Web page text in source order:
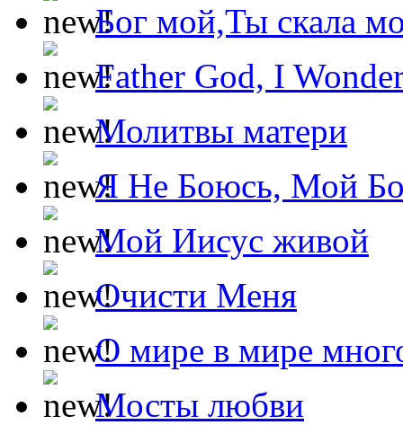
Бог мой,Ты скала
Father God, I
Молитвы матери
Я Не Боюсь, Мой
Мой Иисус живой
Очисти Меня
О мире в мире
Мосты любви